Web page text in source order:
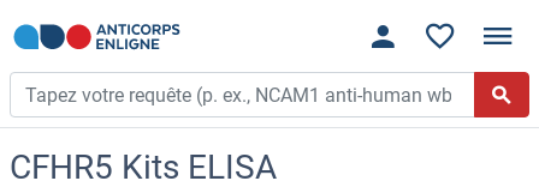
CFHR5 Kits ELISA